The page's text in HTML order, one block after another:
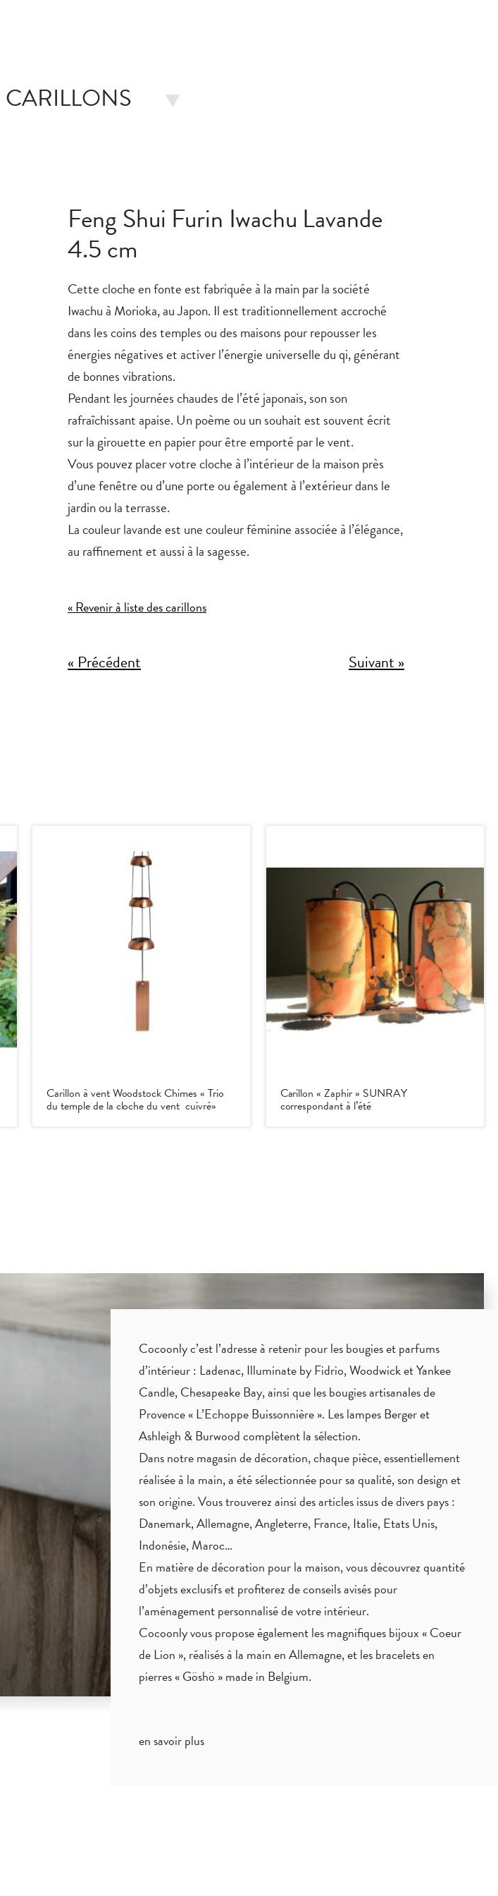
CARILLONS
Feng Shui Furin Iwachu Lavande
4.5 cm
Cette cloche en fonte est fabriquée à la main par la société
Iwachu à Morioka, au Japon. Il est traditionnellement accroché
dans les coins des temples ou des maisons pour repousser les
énergies négatives et activer l’énergie universelle du qi, générant
de bonnes vibrations.
Pendant les journées chaudes de l’été japonais, son son
rafraîchissant apaise. Un poème ou un souhait est souvent écrit
sur la girouette en papier pour être emporté par le vent.
Vous pouvez placer votre cloche à l’intérieur de la maison près
d’une fenêtre ou d’une porte ou également à l’extérieur dans le
jardin ou la terrasse.
La couleurlavandeest une couleur féminine associée à l’élégance,
au raffinement et aussi à la sagesse.
« Revenir à liste des carillons
« Précédent Suivant »
Carillon à vent Woodstock Chimes « Trio
du temple de la cloche du vent cuivré»
Carillon « Zaphir » SUNRAY
correspondant à l’été
Cocoonly c’est l’adresse à retenir pour les bougies et parfums
d’intérieur : Ladenac, Illuminate by Fidrio, Woodwick et Yankee
Candle, Chesapeake Bay, ainsi que les bougies artisanales de
Provence « L’Echoppe Buissonnière ». Les lampes Berger et
Ashleigh & Burwood complètent la sélection.
Dans notre magasin de décoration, chaque pièce,essentiellement
réalisée à la main, a été sélectionnée pour sa qualité, son design et
son origine. Vous trouverez ainsi des articles issus de divers pays :
Danemark, Allemagne, Angleterre, France, Italie, Etats Unis,
Indonésie, Maroc…
En matière de décoration pour la maison, vous découvrez quantité
d’objets exclusifset profiterez deconseils aviséspour
l’aménagement personnalisé de votre intérieur.
Cocoonly vous propose également les magnifiques bijoux « Coeur
de Lion », réalisés à la main en Allemagne, et les bracelets en
pierres « Göshö » made in Belgium.
en savoir plus